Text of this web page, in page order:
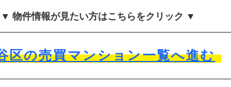
▼ 物件情報が見たい方はこちらをクリック ▼
区の売買マンション一覧へ進む